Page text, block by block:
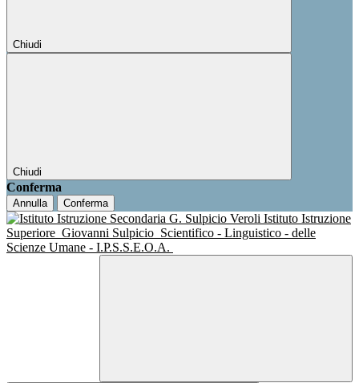
Chiudi
Chiudi
Conferma
Annulla Conferma
Istituto Istruzione
Superiore Giovanni Sulpicio Scientifico - Linguistico - delle
Scienze Umane - I.P.S.S.E.O.A.